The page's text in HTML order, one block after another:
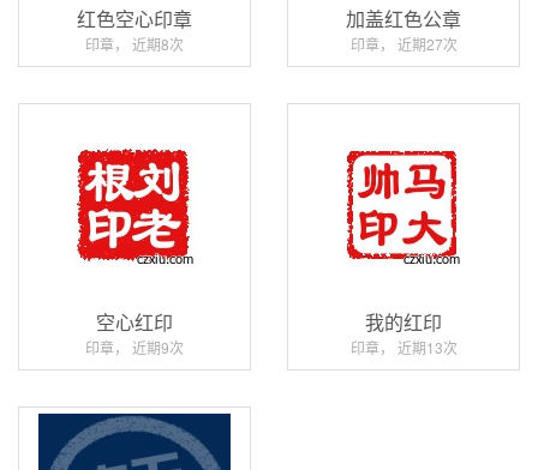
红色空心印章
印章， 近期8次
加盖红色公章
印章， 近期27次
空心红印
印章， 近期9次
我的红印
印章， 近期13次